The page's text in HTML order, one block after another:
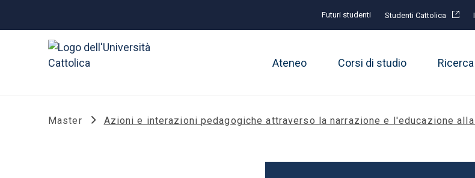
Futuri studenti Studenti Cattolica
Ateneo Corsi di studio Ricerca
Master Azioni e interazioni pedagogiche attraverso la narrazione e l'educazione